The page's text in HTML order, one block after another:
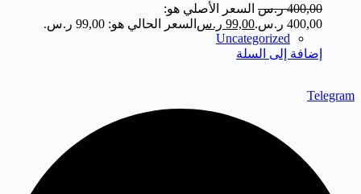
400,00 ر.س السعر الأصلي هو:
400,00 ر.س.
99,00 ر.س السعر الحالي هو: 99,00 ر.س.
Uncategorized
إضافة إلى السلة
Telegram